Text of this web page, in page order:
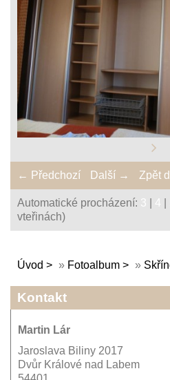
← Předchozí Další → Zpět
Automatické procházení: 3 4
vteřinách)
Úvod » Fotoalbum »
Kontakt
Martin Lár
Jaroslava Biliny 2017
Dvůr Králové nad Labem